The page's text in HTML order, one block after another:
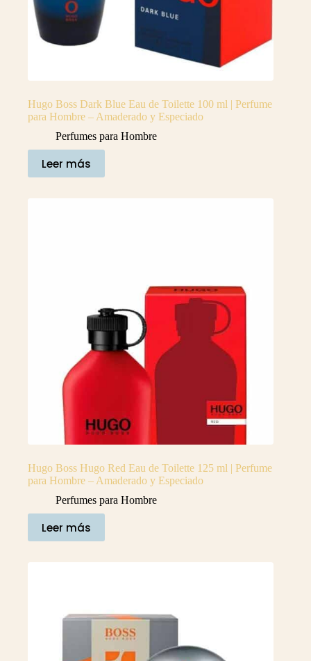
Hugo Boss Dark Blue Eau de Toilette 100 ml | Perfume
para Hombre – Amaderado y Especiado
Perfumes para Hombre
Leer más
Hugo Boss Hugo Red Eau de Toilette 125 ml | Perfume
para Hombre – Amaderado y Especiado
Perfumes para Hombre
Leer más